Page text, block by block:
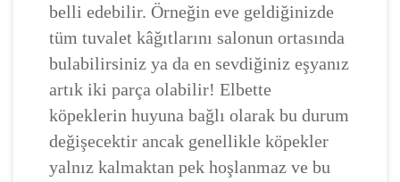
belli edebilir. Örneğin eve geldiğinizde
tüm tuvalet kâğıtlarını salonun ortasında
bulabilirsiniz ya da en sevdiğiniz eşyanız
artık iki parça olabilir! Elbette
köpeklerin huyuna bağlı olarak bu durum
değişecektir ancak genellikle köpekler
yalnız kalmaktan pek hoşlanmaz ve bu